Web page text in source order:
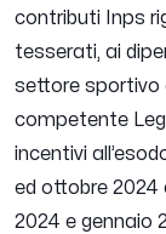
contributi Inps
tesserati, ai
settore sportivo
competente
incentivi
ed ottobre 2024
2024 e gennaio